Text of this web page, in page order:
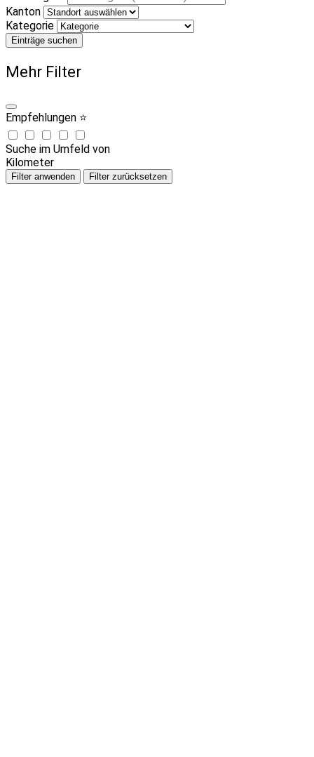
Kanton
Kategorie
Einträge suchen
Mehr Filter
Empfehlungen ⭐
Suche im Umfeld von
Kilometer
Filter anwenden Filter zurücksetzen